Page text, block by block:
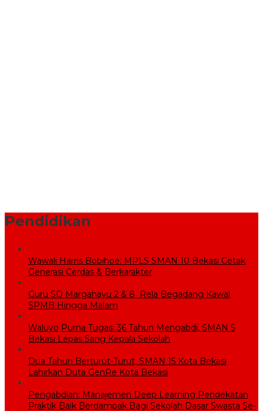
Pendidikan
Wawali Harris Bobihoe: MPLS SMAN 10 Bekasi Cetak
Generasi Cerdas & Berkarakter
Guru SD Margahayu 2 & 8 Rela Begadang Kawal
SPMB Hingga Malam
Waluyo Purna Tugas: 36 Tahun Mengabdi, SMAN 5
Bekasi Lepas Sang Kepala Sekolah
Dua Tahun Berturut-Turut, SMAN 15 Kota Bekasi
Lahirkan Duta GenRe Kota Bekasi
Pengabdian: Manajemen Deep Learning Pendekatan
Praktik Baik Berdampak Bagi Sekolah Dasar Swasta Se-